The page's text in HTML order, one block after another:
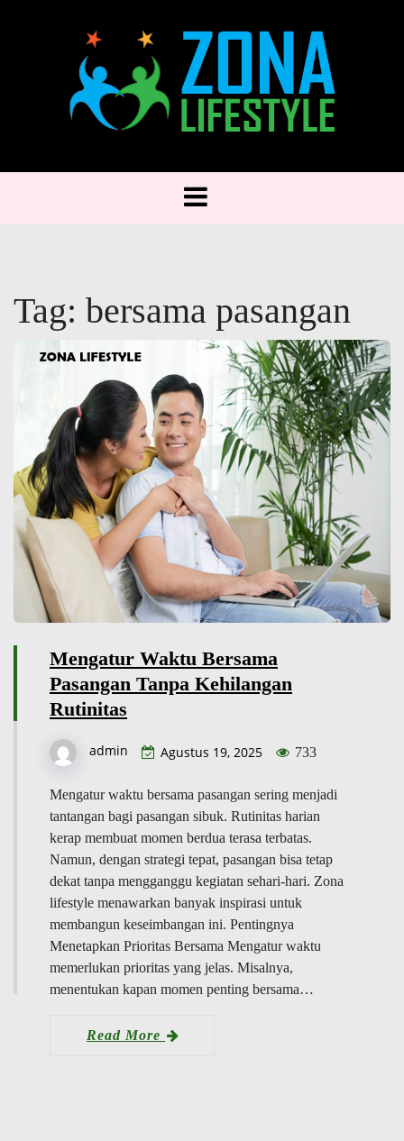
Zona Lifestyle
Keren
Tag: bersama pasangan
Mengatur Waktu Bersama
Pasangan Tanpa Kehilangan
Rutinitas
admin Agustus 19, 2025 733
Mengatur waktu bersama pasangan sering menjadi
tantangan bagi pasangan sibuk. Rutinitas harian
kerap membuat momen berdua terasa terbatas.
Namun, dengan strategi tepat, pasangan bisa tetap
dekat tanpa mengganggu kegiatan sehari-hari. Zona
lifestyle menawarkan banyak inspirasi untuk
membangun keseimbangan ini. Pentingnya
Menetapkan Prioritas Bersama Mengatur waktu
memerlukan prioritas yang jelas. Misalnya,
menentukan kapan momen penting bersama…
Read More